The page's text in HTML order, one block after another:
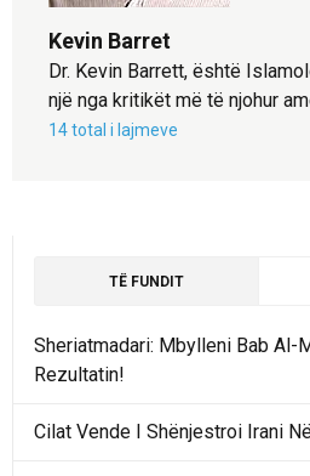
Kevin Barret
Dr. Kevin Barrett, është
një nga kritikët më të njohur
14 total i lajmeve
TË FUNDIT
Sheriatmadari: Mbylleni Bab Al-
Rezultatin!
Cilat Vende I Shënjestroi Irani